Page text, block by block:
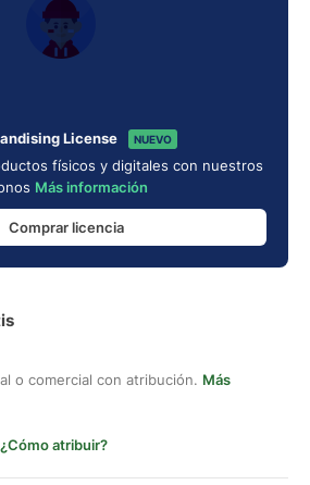
License NUEVO
físicos y digitales con nuestros
Más información
Comprar licencia
o comercial con atribución. Más
¿Cómo atribuir?